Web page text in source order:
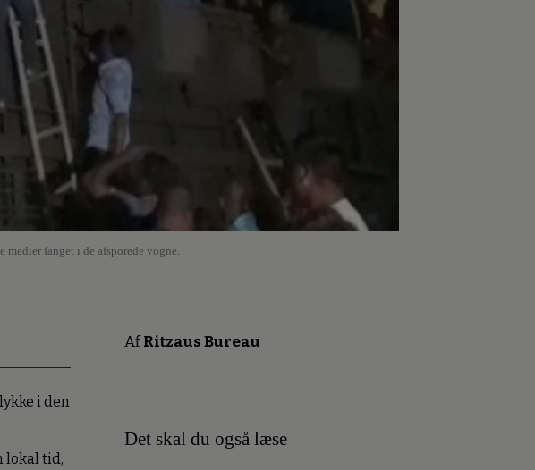
fanget i de afsporede vogne.
i den
lokal tid,
AfRitzaus Bureau
Det skal du også læse